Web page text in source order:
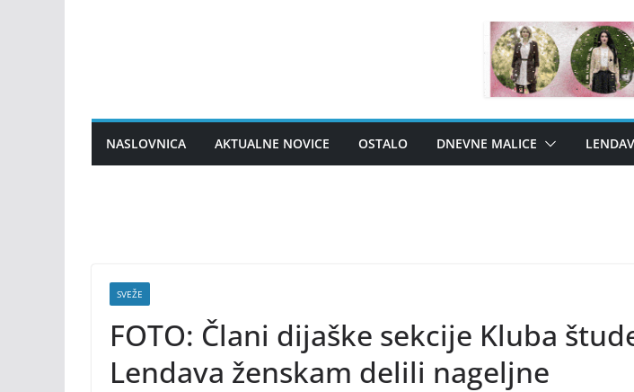
NASLOVNICA AKTUALNE NOVICE OSTALO DNEVNE MALICE
SVEŽE
FOTO: Člani dijaške sekcije Kluba
Lendava ženskam delili nageljne